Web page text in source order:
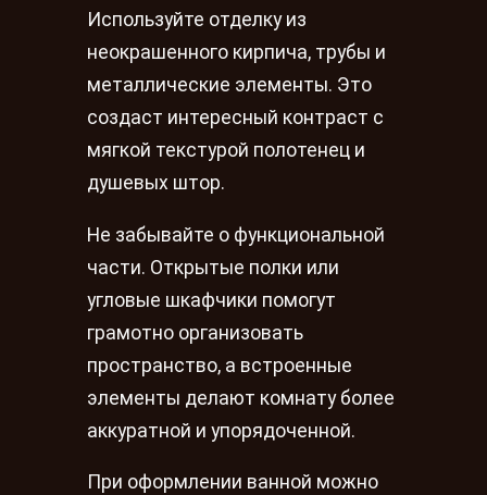
Используйте отделку из
неокрашенного кирпича, трубы и
металлические элементы. Это
создаст интересный контраст с
мягкой текстурой полотенец и
душевых штор.
Не забывайте о функциональной
части. Открытые полки или
угловые шкафчики помогут
грамотно организовать
пространство, а встроенные
элементы делают комнату более
аккуратной и упорядоченной.
При оформлении ванной можно